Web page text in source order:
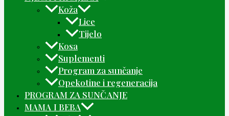
Koža
Lice
Tijelo
Kosa
Suplementi
Program za sunčanje
Opekotine i regeneracija
PROGRAM ZA SUNČANJE
MAMA I BEBA